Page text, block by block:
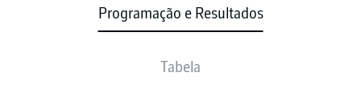
Programação e Resultados
Tabela
ESCALAÇÕES